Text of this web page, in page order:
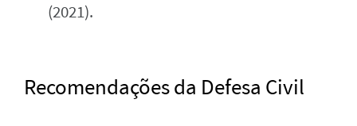
(2021).
Recomendações da Defesa Civil